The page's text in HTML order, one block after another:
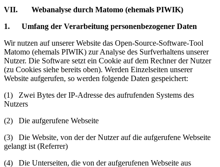
VII. Webanalyse durch Matomo (ehemals PIWIK)
1. Umfang der Verarbeitung personenbezogener Daten
Wir nutzen auf unserer Website das Open-Source-Software-Tool
Matomo (ehemals PIWIK) zur Analyse des Surfverhaltens unserer
Nutzer. Die Software setzt ein Cookie auf dem Rechner der Nutzer
(zu Cookies siehe bereits oben). Werden Einzelseiten unserer
Website aufgerufen, so werden folgende Daten gespeichert:
(1) Zwei Bytes der IP-Adresse des aufrufenden Systems des
Nutzers
(2) Die aufgerufene Webseite
(3) Die Website, von der der Nutzer auf die aufgerufene Webseite
gelangt ist (Referrer)
(4) Die Unterseiten, die von der aufgerufenen Webseite aus